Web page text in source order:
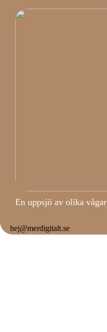
En uppsjö av olika vågar
hej@merdigitalt.se